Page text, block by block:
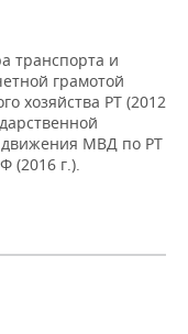
транспорта и
грамотой
хозяйства РТ (2012
движения МВД по РТ
(2016 г.).